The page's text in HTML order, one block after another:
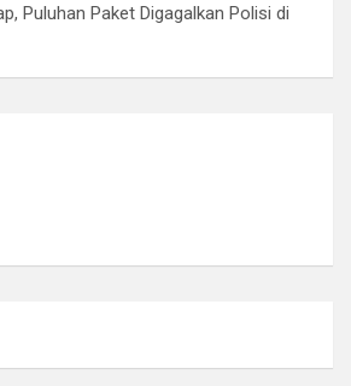
Puluhan Paket Digagalkan Polisi di